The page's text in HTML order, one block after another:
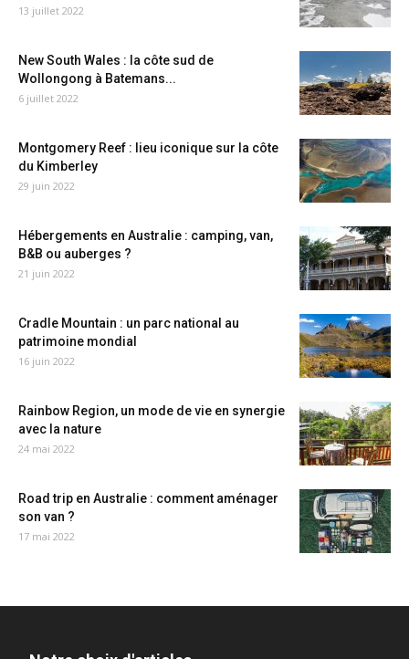
13 juillet 2022
New South Wales : la côte sud de
Wollongong à Batemans...
6 juillet 2022
Montgomery Reef : lieu iconique sur la côte
du Kimberley
29 juin 2022
Hébergements en Australie : camping, van,
B&B ou auberges ?
21 juin 2022
Cradle Mountain : un parc national au
patrimoine mondial
16 juin 2022
Rainbow Region, un mode de vie en synergie
avec la nature
24 mai 2022
Road trip en Australie : comment aménager
son van ?
17 mai 2022